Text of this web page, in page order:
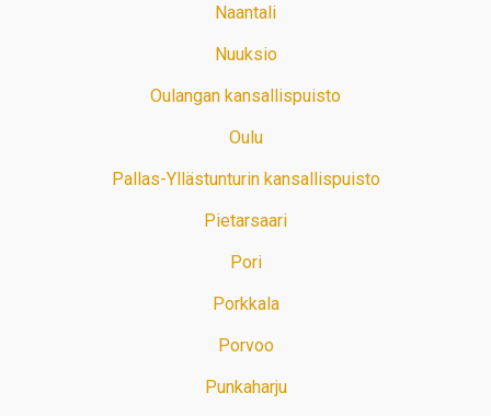
Naantali
Nuuksio
Oulangan kansallispuisto
Oulu
Pallas-Yllästunturin kansallispuisto
Pietarsaari
Pori
Porkkala
Porvoo
Punkaharju